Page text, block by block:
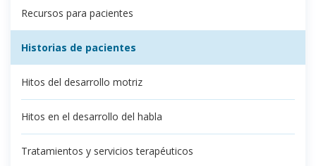
Recursos para pacientes
Historias de pacientes
Hitos del desarrollo motriz
Hitos en el desarrollo del habla
Tratamientos y servicios terapéuticos